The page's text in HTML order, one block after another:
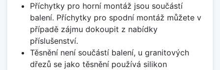
Příchytky pro horní montáž jsou součástí
balení. Příchytky pro spodní montáž můžete v
případě zájmu dokoupit z nabídky
příslušenství.
Těsnění není součástí balení, u granitových
dřezů se jako těsnění používá silikon